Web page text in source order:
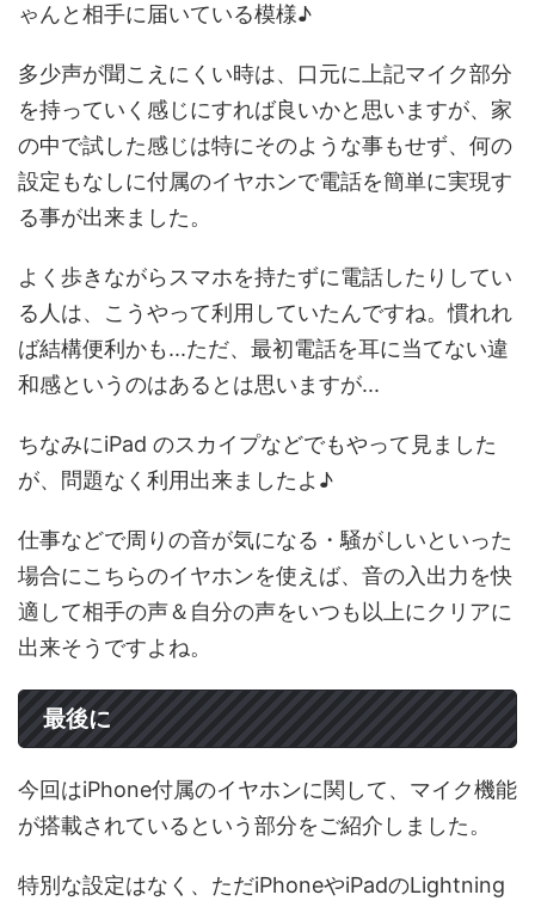
ゃんと相手に届いている模様♪
多少声が聞こえにくい時は、口元に上記マイク部分
を持っていく感じにすれば良いかと思いますが、家
の中で試した感じは特にそのような事もせず、何の
設定もなしに付属のイヤホンで電話を簡単に実現す
る事が出来ました。
よく歩きながらスマホを持たずに電話したりしてい
る人は、こうやって利用していたんですね。慣れれ
ば結構便利かも...ただ、最初電話を耳に当てない違
和感というのはあるとは思いますが...
ちなみにiPad のスカイプなどでもやって見ました
が、問題なく利用出来ましたよ♪
仕事などで周りの音が気になる・騒がしいといった
場合にこちらのイヤホンを使えば、音の入出力を快
適して相手の声＆自分の声をいつも以上にクリアに
出来そうですよね。
最後に
今回はiPhone付属のイヤホンに関して、マイク機能
が搭載されているという部分をご紹介しました。
特別な設定はなく、ただiPhoneやiPadのLightning